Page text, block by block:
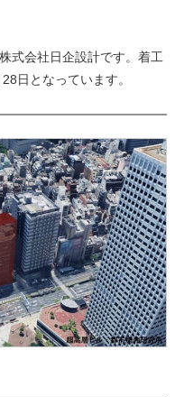
式会社日企設計です。着工
日となっています。